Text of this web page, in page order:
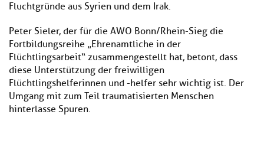
Fluchtgründe aus Syrien und dem Irak.
Peter Sieler, der für die AWO Bonn/Rhein-Sieg die
Fortbildungsreihe „Ehrenamtliche in der
Flüchtlingsarbeit“ zusammengestellt hat, betont, dass
diese Unterstützung der freiwilligen
Flüchtlingshelferinnen und -helfer sehr wichtig ist. Der
Umgang mit zum Teil traumatisierten Menschen
hinterlasse Spuren.